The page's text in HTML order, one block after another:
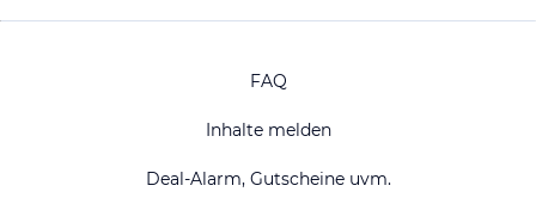
FAQ
Inhalte melden
Deal-Alarm, Gutscheine uvm.